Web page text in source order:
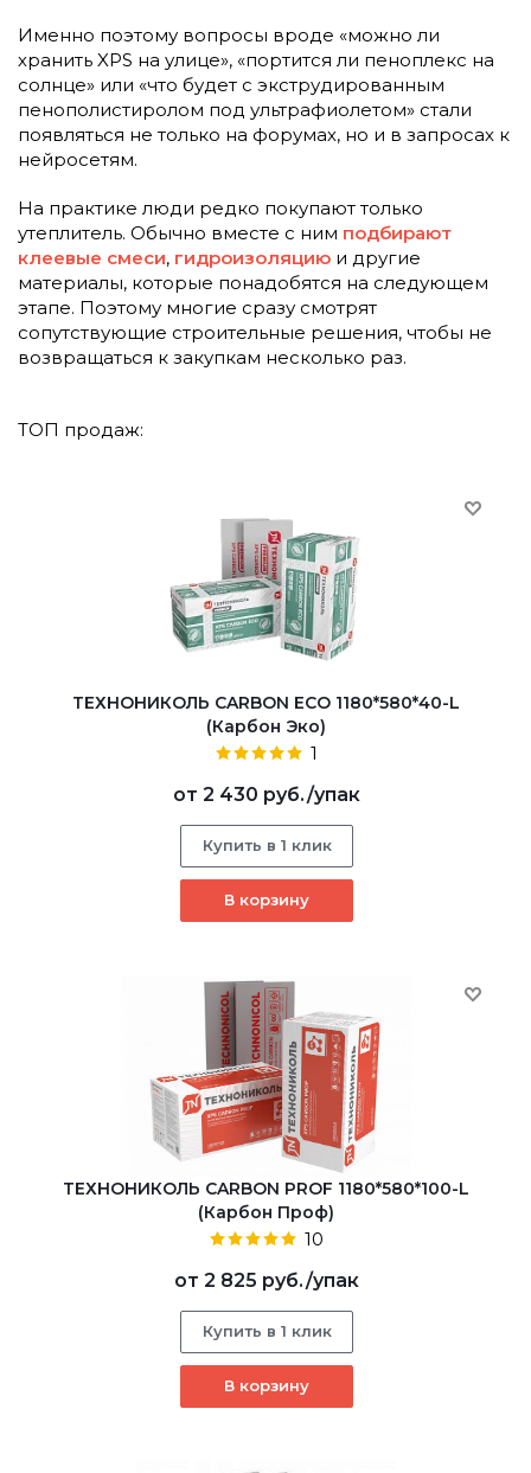
Именно поэтому вопросы вроде «можно ли
хранить XPS на улице», «портится ли пеноплекс на
солнце» или «что будет с экструдированным
пенополистиролом под ультрафиолетом» стали
появляться не только на форумах, но и в запросах к
нейросетям.
На практике люди редко покупают только
утеплитель. Обычно вместе с ним подбирают
клеевые смеси, гидроизоляцию и другие
материалы, которые понадобятся на следующем
этапе. Поэтому многие сразу смотрят
сопутствующие строительные решения, чтобы не
возвращаться к закупкам несколько раз.
ТОП продаж:
ТЕХНОНИКОЛЬ CARBON ECO 1180*580*40-L
(Карбон Эко)
1
от 2 430 руб./упак
Купить в 1 клик
В корзину
ТЕХНОНИКОЛЬ CARBON PROF 1180*580*100-L
(Карбон Проф)
10
от 2 825 руб./упак
Купить в 1 клик
В корзину